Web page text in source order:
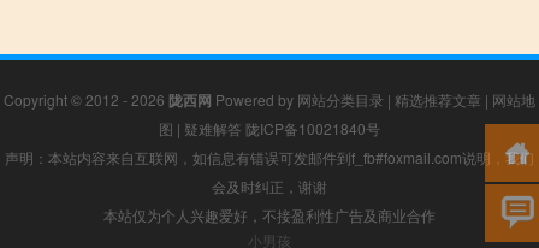
Copyright © 2012 - 2026 陇西网 Powered by 网站分类目录 | 精选推荐文章 | 网站地
图 | 疑难解答 陇ICP备10021840号
声明：本站内容来自互联网，如信息有错误可发邮件到f_fb#foxmail.com说明，我们
会及时纠正，谢谢
本站仅为个人兴趣爱好，不接盈利性广告及商业合作
小男孩